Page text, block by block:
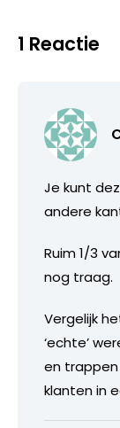
1 Reactie
Je kunt
andere
Ruim 1/3
nog traag.
Vergelijk
‘echte’
en trappen
klanten in